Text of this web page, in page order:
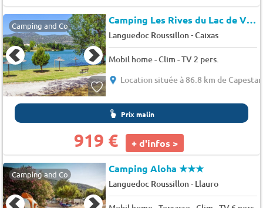
Camping and Co Camping Les Rives du Lac de Vinça
Languedoc Roussillon-Caixas
Mobil home - Clim - TV 2 pers.
Location située à 86.8 km de
Prix malin
919 € + d'infos >
Camping and Co Camping Aloha★★★
Languedoc Roussillon- Llauro